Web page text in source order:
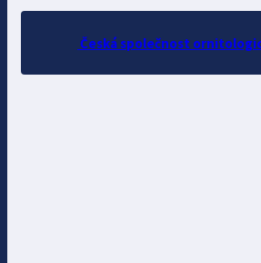
Česká společnost